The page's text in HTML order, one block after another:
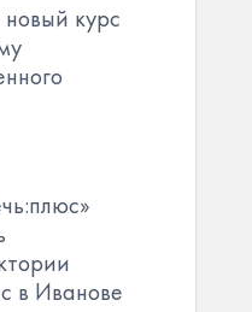
курс
в Иванове